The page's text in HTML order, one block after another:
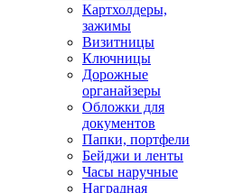
Картхолдеры,
зажимы
Визитницы
Ключницы
Дорожные
органайзеры
Обложки для
документов
Папки, портфели
Бейджи и ленты
Часы наручные
Наградная